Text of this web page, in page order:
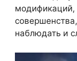
модификаций,
наблюдать и